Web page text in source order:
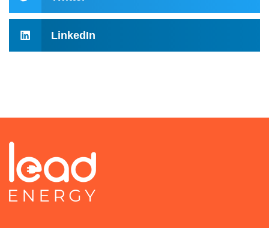
LinkedIn